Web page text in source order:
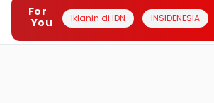
For
You
Iklanin di IDN INSIDENESIA